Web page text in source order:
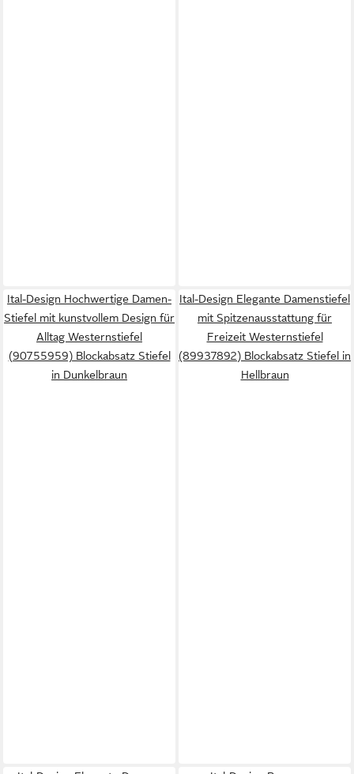
Ital-Design Hochwertige Damen-
Stiefel mit kunstvollem Design für
Alltag Westernstiefel
(90755959) Blockabsatz Stiefel
in Dunkelbraun
Ital-Design Elegante Damenstiefel
mit Spitzenausstattung für
Freizeit Westernstiefel
(89937892) Blockabsatz Stiefel in
Hellbraun